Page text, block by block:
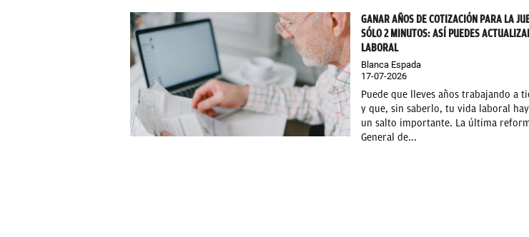
GANAR AÑOS DE COTIZACIÓN PARA LA
SÓLO 2 MINUTOS: ASÍ PUEDES
LABORAL
Blanca Espada
17-07-2026
Puede que lleves años trabajando a
y que, sin saberlo, tu vida laboral
un salto importante. La última
General de...